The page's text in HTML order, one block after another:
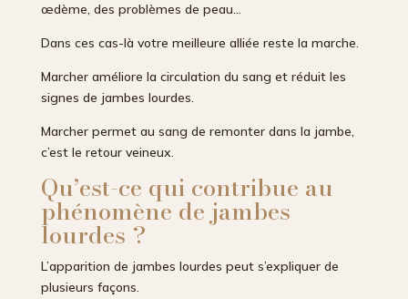
œdème, des problèmes de peau…
Dans ces cas-là votre meilleure alliée reste la marche.
Marcher améliore la circulation du sang et réduit les
signes de jambes lourdes.
Marcher permet au sang de remonter dans la jambe,
c’est le retour veineux.
Qu’est-ce qui contribue au
phénomène de jambes
lourdes ?
L’apparition de jambes lourdes peut s’expliquer de
plusieurs façons.